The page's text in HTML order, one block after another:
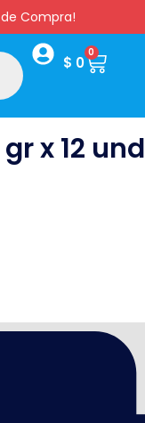
Compra!
$ 0
0
x 12 und